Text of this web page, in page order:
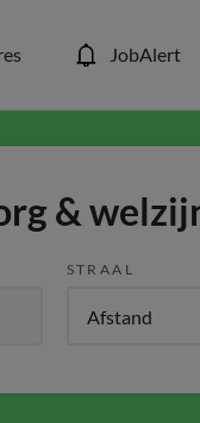
JobAlert
&
STRAAL